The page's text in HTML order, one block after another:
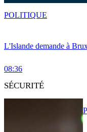
L'Islande demande à
08:36
POLITIQUE
SÉCURITÉ